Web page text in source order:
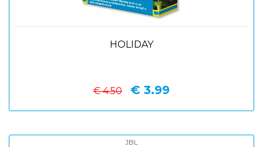
HOLIDAY
€ 4.50 € 3.99
JBL